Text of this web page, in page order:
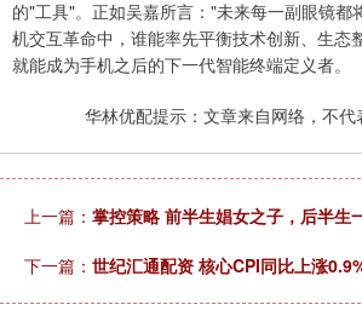
的"工具"。正如吴嘉所言："未来每一副眼镜都
机交互革命中，谁能率先平衡技术创新、生态
就能成为手机之后的下一代智能终端定义者。
华林优配提示：文章来自网络，不代
上一篇： 掌控策略 前半生娼女之子，后半生
下一篇： 世纪汇通配资 核心CPI同比上涨